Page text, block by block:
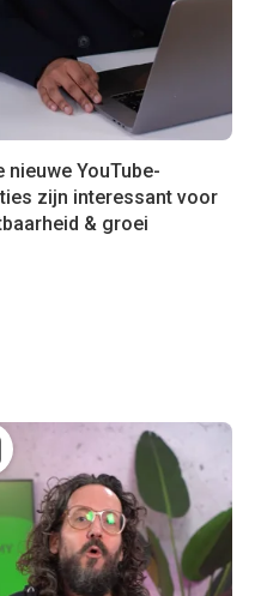
nieuwe YouTube-
zijn interessant voor
& groei